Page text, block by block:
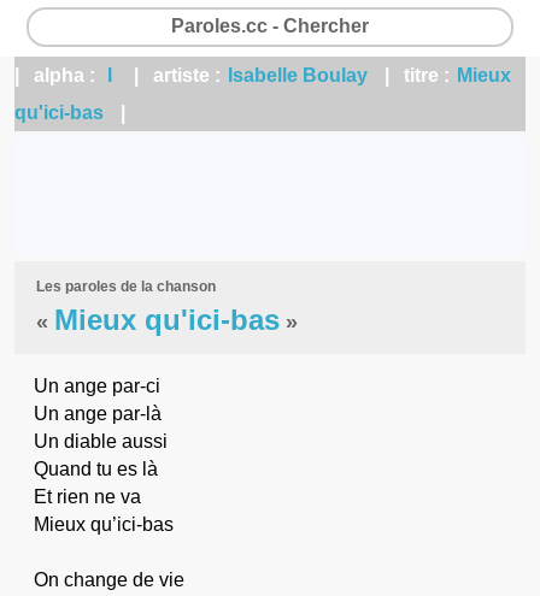
Paroles.cc - Chercher
| alpha : | artiste : Isabelle Boulay | titre : Mieux
qu'ici-bas
Les paroles de la chanson
« Mieux qu'ici-bas »
Un ange par-ci
Un ange par-là
Un diable aussi
Quand tu es là
Et rien ne va
Mieux qu’ici-bas
On change de vie